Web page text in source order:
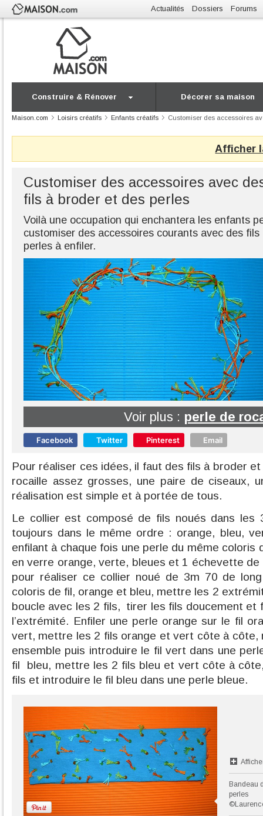
Actualités Dossiers Forums
Construire & Rénover Décorer sa maison
Maison.com Loisirs créatifs Enfants créatifs Customiser des accessoires
Afficher
Customiser des accessoires avec
fils à broder et des perles
Voilà une occupation qui enchantera les enfants
customiser des accessoires courants avec des
perles à enfiler.
Voir plus : perle de
Facebook Twitter Pinterest Email
Pour réaliser ces idées, il faut des fils à broder
rocaille assez grosses, une paire de ciseaux,
réalisation est simple et à portée de tous.
Le collier est composé de fils noués dans les
toujours dans le même ordre : orange, bleu,
enfilant à chaque fois une perle du même coloris
en verre orange, verte, bleues et 1 échevette
pour réaliser ce collier noué de 3m 70 de
coloris de fil, orange et bleu, mettre les 2
boucle avec les 2 fils, tirer les fils doucement et
l’extrémité. Enfiler une perle orange sur le fil
vert, mettre les 2 fils orange et vert côte à côte,
ensemble puis introduire le fil vert dans une
fil bleu, mettre les 2 fils bleu et vert côte à
fils et introduire le fil bleu dans une perle bleue.
Bandeau
perles